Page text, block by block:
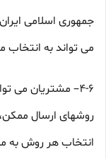
جمهوری اسلامی
می تواند به
۴-۶– مشتریان می
روشهای ارسال
انتخاب هر روش به